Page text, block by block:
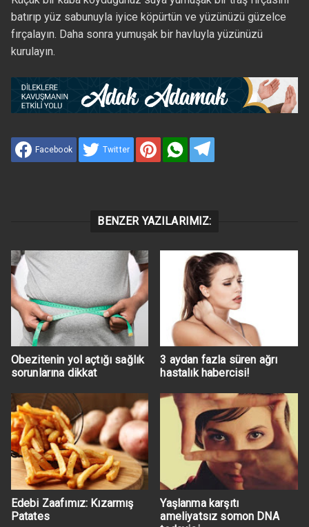
batırıp yüz sabunuyla iyice köpürtün ve yüzünüzü güzelce
fırçalayın. Daha sonra yumuşak bir havluyla yüzünüzü
kurulayın.
Facebook Twitter
BENZER YAZILARIMIZ:
Obezitenin yol açtığı sağlık
sorunlarına dikkat
3 aydan fazla süren ağrı
hastalık habercisi!
Edebi Zaafımız: Kızarmış
Patates
Yaşlanma karşıtı
ameliyatsız somon DNA